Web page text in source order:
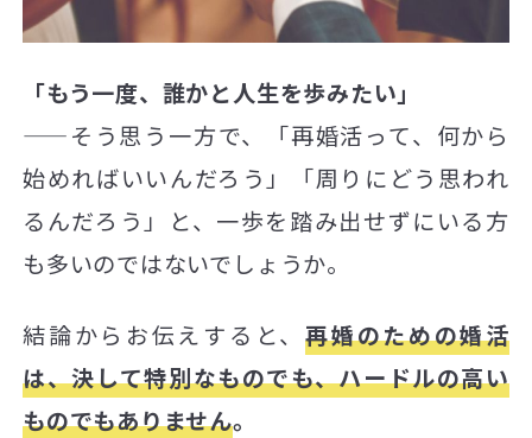
「もう一度、誰かと人生を歩みたい」
——そう思う一方で、「再婚活って、何から
始めればいいんだろう」「周りにどう思われ
るんだろう」と、一歩を踏み出せずにいる方
も多いのではないでしょうか。
結論からお伝えすると、再婚のための婚活
は、決して特別なものでも、ハードルの高い
ものでもありません。